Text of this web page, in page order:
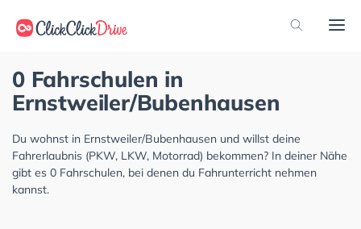
0 Fahrschulen in
Ernstweiler/Bubenhausen
Du wohnst in Ernstweiler/Bubenhausen und willst deine
Fahrerlaubnis (PKW, LKW, Motorrad) bekommen? In deiner Nähe
gibt es 0 Fahrschulen, bei denen du Fahrunterricht nehmen
kannst.